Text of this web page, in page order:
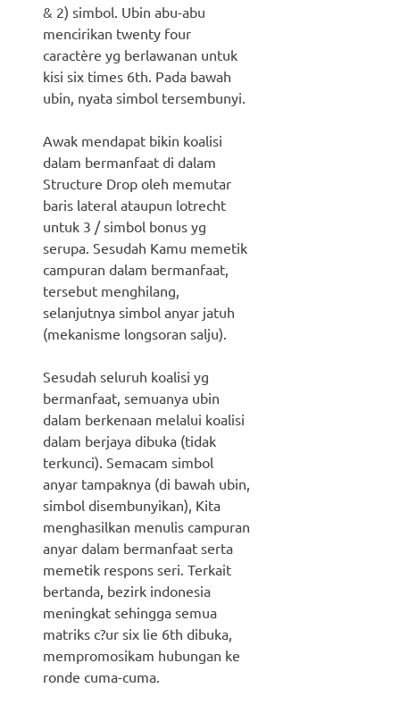
& 2) simbol. Ubin abu-abu
mencirikan twenty four
caractère yg berlawanan untuk
kisi six times 6th. Pada bawah
ubin, nyata simbol tersembunyi.
Awak mendapat bikin koalisi
dalam bermanfaat di dalam
Structure Drop oleh memutar
baris lateral ataupun lotrecht
untuk 3 / simbol bonus yg
serupa. Sesudah Kamu memetik
campuran dalam bermanfaat,
tersebut menghilang,
selanjutnya simbol anyar jatuh
(mekanisme longsoran salju).
Sesudah seluruh koalisi yg
bermanfaat, semuanya ubin
dalam berkenaan melalui koalisi
dalam berjaya dibuka (tidak
terkunci). Semacam simbol
anyar tampaknya (di bawah ubin,
simbol disembunyikan), Kita
menghasilkan menulis campuran
anyar dalam bermanfaat serta
memetik respons seri. Terkait
bertanda, bezirk indonesia
meningkat sehingga semua
matriks c?ur six lie 6th dibuka,
mempromosikam hubungan ke
ronde cuma-cuma.